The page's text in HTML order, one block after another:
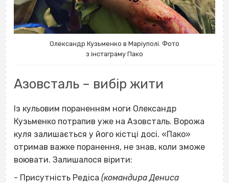
Олександр Кузьменко в Маріуполі. Фото
з інстаграму Пако
Азовсталь – вибір жити
Із кульовим пораненням ноги Олександр
Кузьменко потрапив уже на Азовсталь. Ворожа
куля залишається у його кістці досі. «Пако»
отримав важке поранення, не знав, коли зможе
воювати. Залишалося вірити:
- Присутність Редіса (командира Дениса